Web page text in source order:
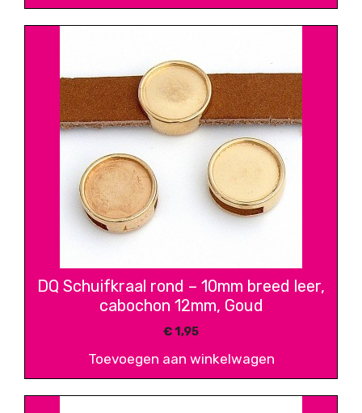
DQ Schuifkraal rond – 10mm breed leer,
cabochon 12mm, Goud
€1,95
Toevoegen aan winkelwagen